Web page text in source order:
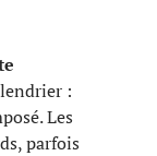
:
Les
parfois